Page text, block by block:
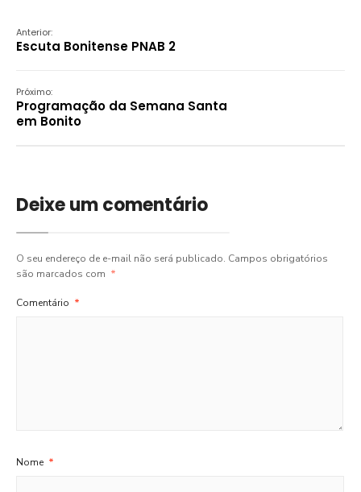
Anterior:
Escuta Bonitense PNAB 2
Próximo:
Programação da Semana Santa
em Bonito
Deixe um comentário
O seu endereço de e-mail não será publicado. Campos obrigatórios
são marcados com *
Comentário *
Nome *